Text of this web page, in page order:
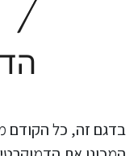
בדגם זה, כל הקודם